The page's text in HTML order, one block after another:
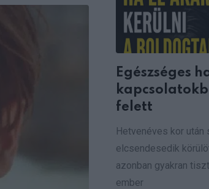
Email
Egészséges
felett
Hetvenéves kor után
elcsendesedik
azonban gyakran
ember